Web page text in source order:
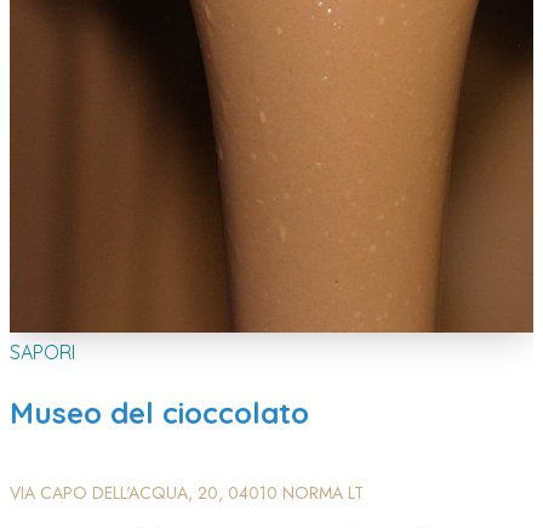
SAPORI
Museo del cioccolato
VIA CAPO DELL'ACQUA, 20, 04010 NORMA LT